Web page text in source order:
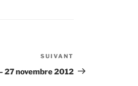
suivant
SUIVANT
27 novembre 2012